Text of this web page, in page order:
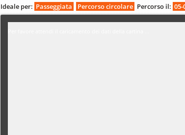
Ideale per: Passeggiata Percorso circolare Percorso il: 05-